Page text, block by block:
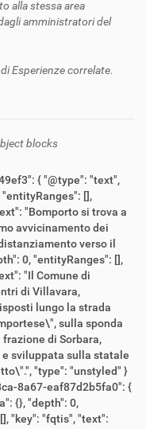
alla stessa area
amministratori del
Esperienze correlate.
blocks
avvicinamento dei
verso il
di Villavara,
lungo la strada
sulla sponda
di Sorbara,
sviluppata sulla statale
}